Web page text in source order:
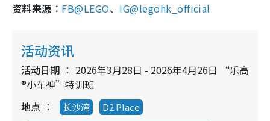
资料来源︰ FB@LEGO、 IG@legohk_official
活动资讯
活动日期
2026年3月28日 - 2026年4月26日 “乐高
®小车神”特训班
地点
长沙湾 D2 Place